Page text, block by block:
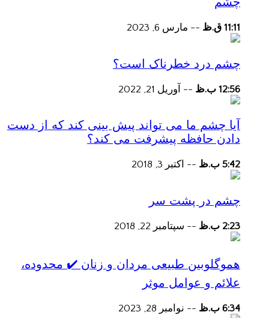
11:11 ق.ظ -- مارس 6, 2023
چشم درد خطرناک است؟
12:56 ب.ظ -- آوریل 21, 2022
آیا چشم ما می تواند پیش بینی کند که از دست
دادن حافظه پیشرفت می کند؟
5:42 ب.ظ -- اکتبر 3, 2018
چشم در پشت سر
2:23 ب.ظ -- سپتامبر 22, 2018
هموگلوبین طبیعی مردان و زنان ✔️ محدوده،
علائم و عوامل موثر
6:34 ب.ظ -- نوامبر 28, 2023